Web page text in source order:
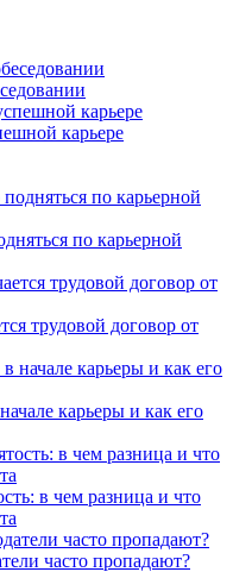
карьере
по карьерной
трудовой договор от
карьеры и как его
в чем разница и что
часто пропадают?